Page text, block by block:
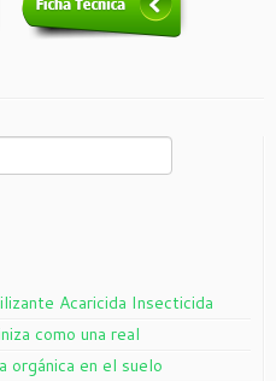
Acaricida Insecticida
como una real
orgánica en el suelo